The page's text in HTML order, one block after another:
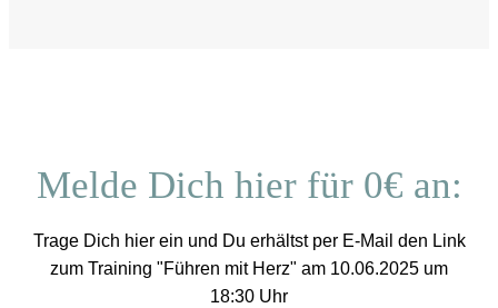
Melde Dich hier für 0€ an:
Trage Dich hier ein und Du erhältst per E-Mail den Link
zum Training "Führen mit Herz" am 10.06.2025 um
18:30 Uhr